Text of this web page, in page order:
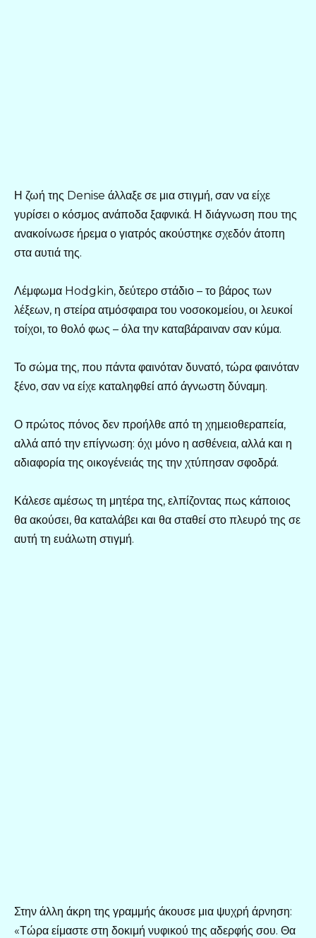
Η ζωή της Denise άλλαξε σε μια στιγμή, σαν να είχε
γυρίσει ο κόσμος ανάποδα ξαφνικά. Η διάγνωση που της
ανακοίνωσε ήρεμα ο γιατρός ακούστηκε σχεδόν άτοπη
στα αυτιά της.
Λέμφωμα Hodgkin, δεύτερο στάδιο – το βάρος των
λέξεων, η στείρα ατμόσφαιρα του νοσοκομείου, οι λευκοί
τοίχοι, το θολό φως – όλα την καταβάραιναν σαν κύμα.
Το σώμα της, που πάντα φαινόταν δυνατό, τώρα φαινόταν
ξένο, σαν να είχε καταληφθεί από άγνωστη δύναμη.
Ο πρώτος πόνος δεν προήλθε από τη χημειοθεραπεία,
αλλά από την επίγνωση: όχι μόνο η ασθένεια, αλλά και η
αδιαφορία της οικογένειάς της την χτύπησαν σφοδρά.
Κάλεσε αμέσως τη μητέρα της, ελπίζοντας πως κάποιος
θα ακούσει, θα καταλάβει και θα σταθεί στο πλευρό της σε
αυτή τη ευάλωτη στιγμή.
Στην άλλη άκρη της γραμμής άκουσε μια ψυχρή άρνηση:
«Τώρα είμαστε στη δοκιμή νυφικού της αδερφής σου. Θα